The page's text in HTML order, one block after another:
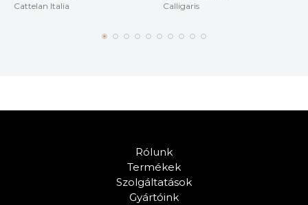
Cattelan Italia Calligaris
Rólunk
Termékek
Szolgáltatások
Gyártóink